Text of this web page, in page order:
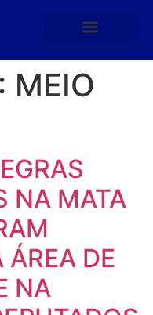
MEIO
NA MATA
ÁREA DE
NA